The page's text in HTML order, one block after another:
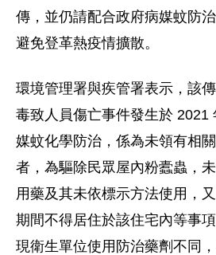
傳，並仍請配合政府病媒蚊防
避免登革熱疫情擴散。
環境管理署與疾管署表示，該
毒致人員傷亡事件發生於 2021
媒蚊化學防治，係為未領有相
者，為驅除民眾屋內粉蠹蟲，
用藥及其未依標示方法使用，
期間不得居住於該住宅內等事
現衛生單位使用防治藥劑不同，